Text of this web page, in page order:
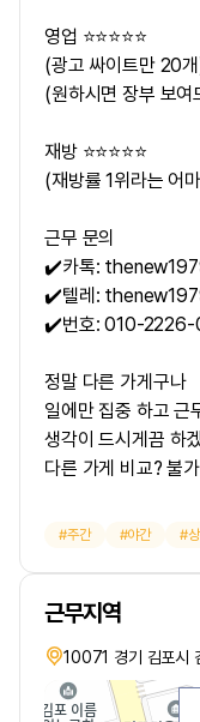
영업 ⭐⭐⭐⭐⭐
(광고 싸이트만 20
(원하시면 장부 보여
재방 ⭐⭐⭐⭐⭐
(재방률 1위라는 어
근무 문의
✔️카톡:
✔️텔레:
✔️번호: 010-2226-
정말 다른 가게구나
일에만 집중 하고 근
생각이 드시게끔 하
다른 가게 비교? 불
주간 야간
근무지역
10071 경기 김포시